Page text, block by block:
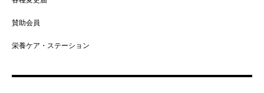
賛助会員
栄養ケア・ステーション